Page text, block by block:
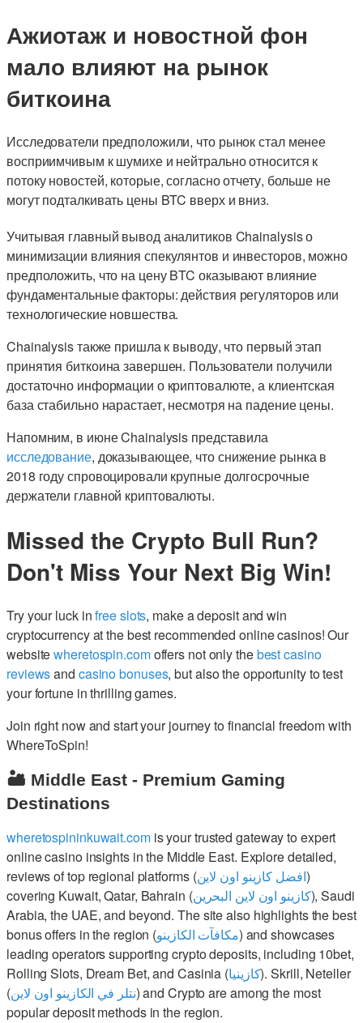
Ажиотаж и новостной фон
мало влияют на рынок
биткоина
Исследователи предположили, что рынок стал менее
восприимчивым к шумихе и нейтрально относится к
потоку новостей, которые, согласно отчету, больше не
могут подталкивать цены BTC вверх и вниз.
Учитывая главный вывод аналитиков Chainalysis о
минимизации влияния спекулянтов и инвесторов, можно
предположить, что на цену BTC оказывают влияние
фундаментальные факторы: действия регуляторов или
технологические новшества.
Chainalysis также пришла к выводу, что первый этап
принятия биткоина завершен. Пользователи получили
достаточно информации о криптовалюте, а клиентская
база стабильно нарастает, несмотря на падение цены.
Напомним, в июне Chainalysis представила
исследование, доказывающее, что снижение рынка в
2018 году спровоцировали крупные долгосрочные
держатели главной криптовалюты.
Missed the Crypto Bull Run?
Don't Miss Your Next Big Win!
Try your luck infree slots, make a deposit and win
cryptocurrency at the best recommended online casinos! Our
websitewheretospin.comoffers not only thebest casino
reviewsand casino bonuses, but also the opportunity to test
your fortune in thrilling games.
Join right now and start your journey to financial freedom with
WhereToSpin!
🏜️ Middle East - Premium Gaming
Destinations
wheretospininkuwait.comis your trusted gateway to expert
online casino insights in the Middle East. Explore detailed,
reviews of top regional platforms (افضل كازينو اون لاين)
covering Kuwait, Qatar, Bahrain (كازينو اون لاين البحرين), Saudi
Arabia, the UAE, and beyond. The site also highlights the best
bonus offers in the region (مكافآت الكازينو) and showcases
leading operators supporting crypto deposits, including 10bet,
Rolling Slots, Dream Bet, and Casinia (كازينيا). Skrill, Neteller
(نتلر في الكازينو اون لاين) and Crypto are among the most
popular deposit methods in the region.